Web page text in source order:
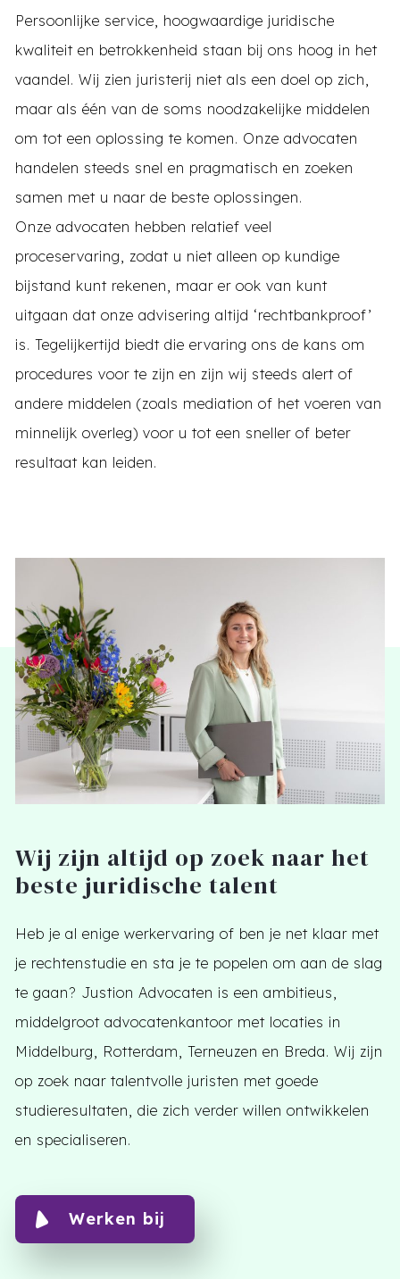
Persoonlijke service, hoogwaardige juridische
kwaliteit en betrokkenheid staan bij ons hoog in het
vaandel. Wij zien juristerij niet als een doel op zich,
maar als één van de soms noodzakelijke middelen
om tot een oplossing te komen. Onze advocaten
handelen steeds snel en pragmatisch en zoeken
samen met u naar de beste oplossingen.
Onze advocaten hebben relatief veel
proceservaring, zodat u niet alleen op kundige
bijstand kunt rekenen, maar er ook van kunt
uitgaan dat onze advisering altijd ‘rechtbankproof’
is. Tegelijkertijd biedt die ervaring ons de kans om
procedures voor te zijn en zijn wij steeds alert of
andere middelen (zoals mediation of het voeren van
minnelijk overleg) voor u tot een sneller of beter
resultaat kan leiden.
Wij zijn altijd op zoek naar het
beste juridische talent
Heb je al enige werkervaring of ben je net klaar met
je rechtenstudie en sta je te popelen om aan de slag
te gaan? Justion Advocaten is een ambitieus,
middelgroot advocatenkantoor met locaties in
Middelburg, Rotterdam, Terneuzen en Breda. Wij zijn
op zoek naar talentvolle juristen met goede
studieresultaten, die zich verder willen ontwikkelen
en specialiseren.
Werken bij